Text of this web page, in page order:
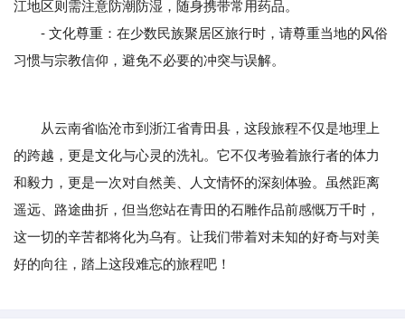
江地区则需注意防潮防湿，随身携带常用药品。
- 文化尊重：在少数民族聚居区旅行时，请尊重当地的风俗
习惯与宗教信仰，避免不必要的冲突与误解。
从云南省临沧市到浙江省青田县，这段旅程不仅是地理上
的跨越，更是文化与心灵的洗礼。它不仅考验着旅行者的体力
和毅力，更是一次对自然美、人文情怀的深刻体验。虽然距离
遥远、路途曲折，但当您站在青田的石雕作品前感慨万千时，
这一切的辛苦都将化为乌有。让我们带着对未知的好奇与对美
好的向往，踏上这段难忘的旅程吧！